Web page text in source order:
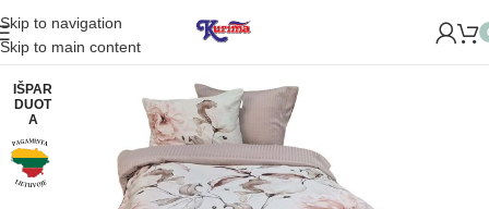
Skip to navigation
Skip to main content
NAUJĄ PARDUOTUVĘ ŽVĖRYNE (SĖLIŲ G. 29
IŠPAR
DUOT
A